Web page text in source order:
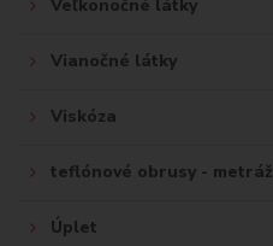
Veľkonočné látky
Vianočné látky
Viskóza
teflónové obrusy - metráž
Úplet